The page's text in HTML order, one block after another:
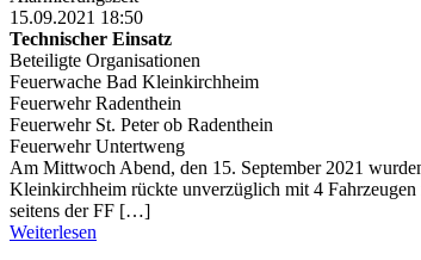
15.09.2021 18:50
Technischer Einsatz
Beteiligte Organisationen
Feuerwache Bad Kleinkirchheim
Feuerwehr Radenthein
Feuerwehr St. Peter ob Radenthein
Feuerwehr Untertweng
Am Mittwoch Abend, den 15. September 2021
Kleinkirchheim rückte unverzüglich mit 4
seitens der FF […]
Weiterlesen